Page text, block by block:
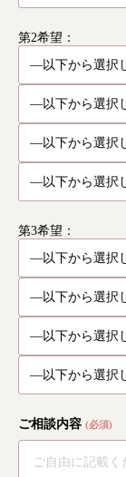
第2希望：
第3希望：
ご相談内容 (必須)